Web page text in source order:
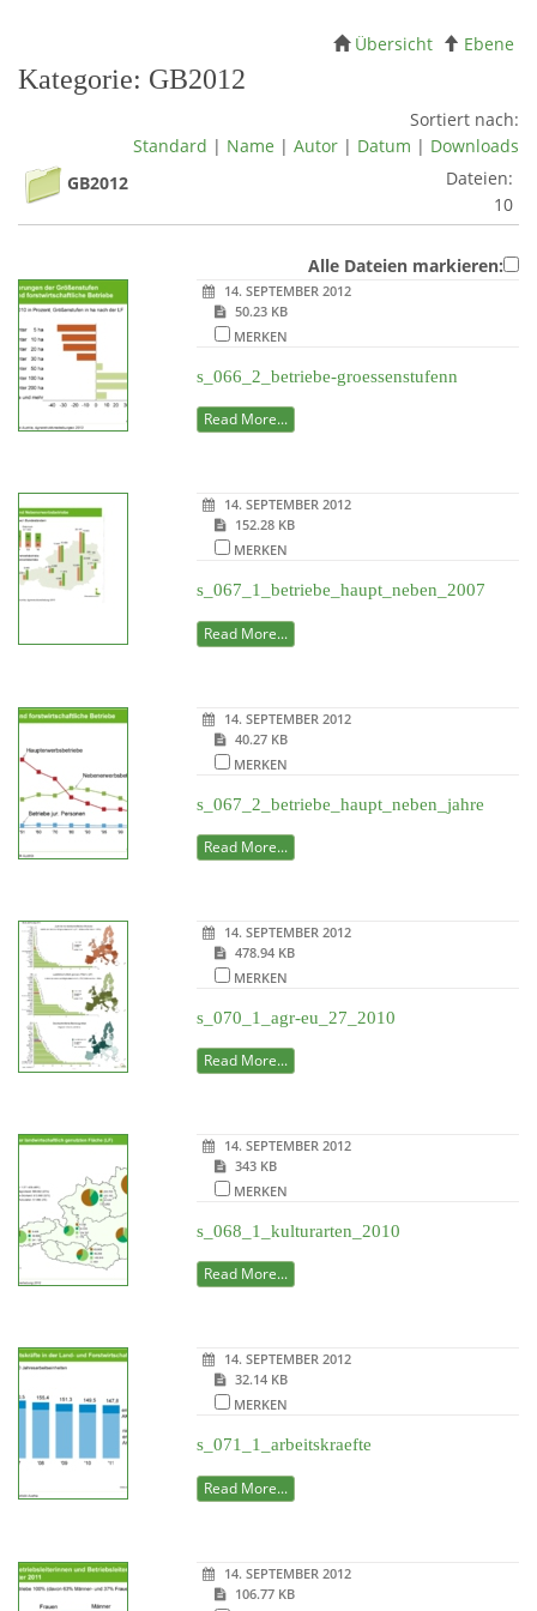
Übersicht Ebene
Kategorie: GB2012
Sortiert nach:
Standard | Name | Autor | Datum | Downloads
GB2012
Dateien:
10
Alle Dateien markieren:
14. SEPTEMBER 2012
50.23 KB
MERKEN
s_066_2_betriebe-groessenstufenn
Read More...
14. SEPTEMBER 2012
152.28 KB
MERKEN
s_067_1_betriebe_haupt_neben_2007
Read More...
14. SEPTEMBER 2012
40.27 KB
MERKEN
s_067_2_betriebe_haupt_neben_jahre
Read More...
14. SEPTEMBER 2012
478.94 KB
MERKEN
s_070_1_agr-eu_27_2010
Read More...
14. SEPTEMBER 2012
343 KB
MERKEN
s_068_1_kulturarten_2010
Read More...
14. SEPTEMBER 2012
32.14 KB
MERKEN
s_071_1_arbeitskraefte
Read More...
14. SEPTEMBER 2012
106.77 KB